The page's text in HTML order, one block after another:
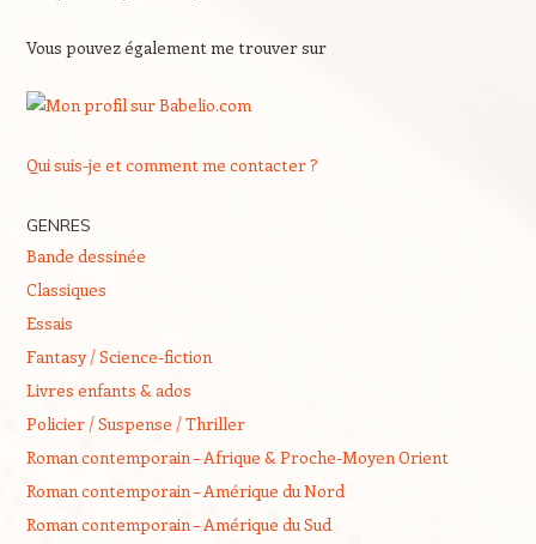
Vous pouvez également me trouver sur
Qui suis-je et comment me contacter ?
GENRES
Bande dessinée
Classiques
Essais
Fantasy / Science-fiction
Livres enfants & ados
Policier / Suspense / Thriller
Roman contemporain – Afrique & Proche-Moyen Orient
Roman contemporain – Amérique du Nord
Roman contemporain – Amérique du Sud